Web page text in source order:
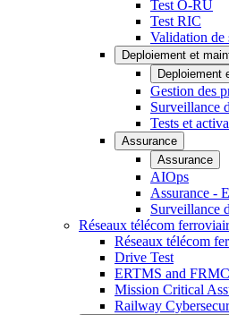
Test O-RU
Test RIC
Validation de
Deploiement et
Deploiement
Gestion des
Surveillance
Tests et
Assurance
Assurance
AIOps
Assurance -
Surveillance
Réseaux télécom
Réseaux télécom
Drive Test
ERTMS and
Mission Critical
Railway